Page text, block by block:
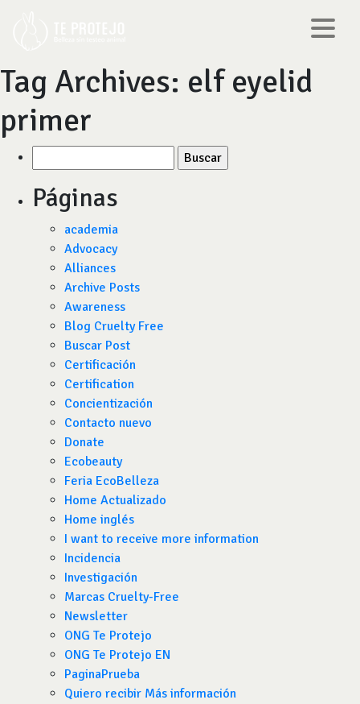
Tag Archives: elf eyelid
primer
por:
Páginas
academia
Advocacy
Alliances
Archive Posts
Awareness
Blog Cruelty Free
Buscar Post
Certificación
Certification
Concientización
Contacto nuevo
Donate
Ecobeauty
Feria EcoBelleza
Home Actualizado
Home inglés
I want to receive more information
Incidencia
Investigación
Marcas Cruelty-Free
Newsletter
ONG Te Protejo
ONG Te Protejo EN
PaginaPrueba
Quiero recibir Más información